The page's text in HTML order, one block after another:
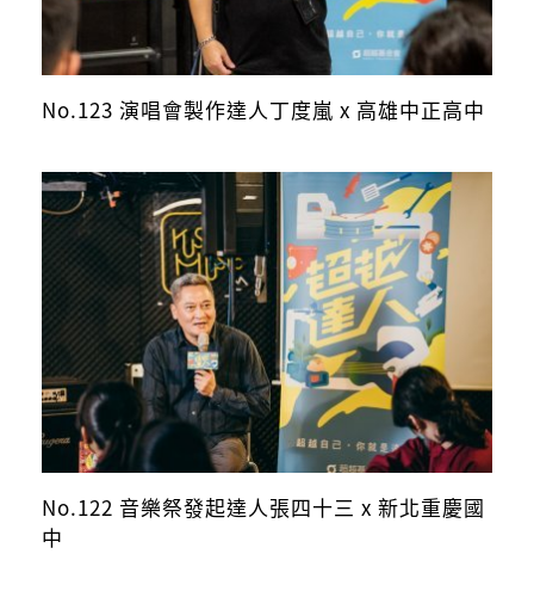
No.123 演唱會製作達人丁度嵐 x 高雄中正高中
No.122 音樂祭發起達人張四十三 x 新北重慶國
中